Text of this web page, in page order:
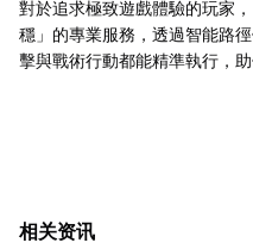
對於追求極致遊戲體驗的玩家，
穩」的專業服務，透過智能路
擊與戰術行動都能精準執行，助
相关资讯